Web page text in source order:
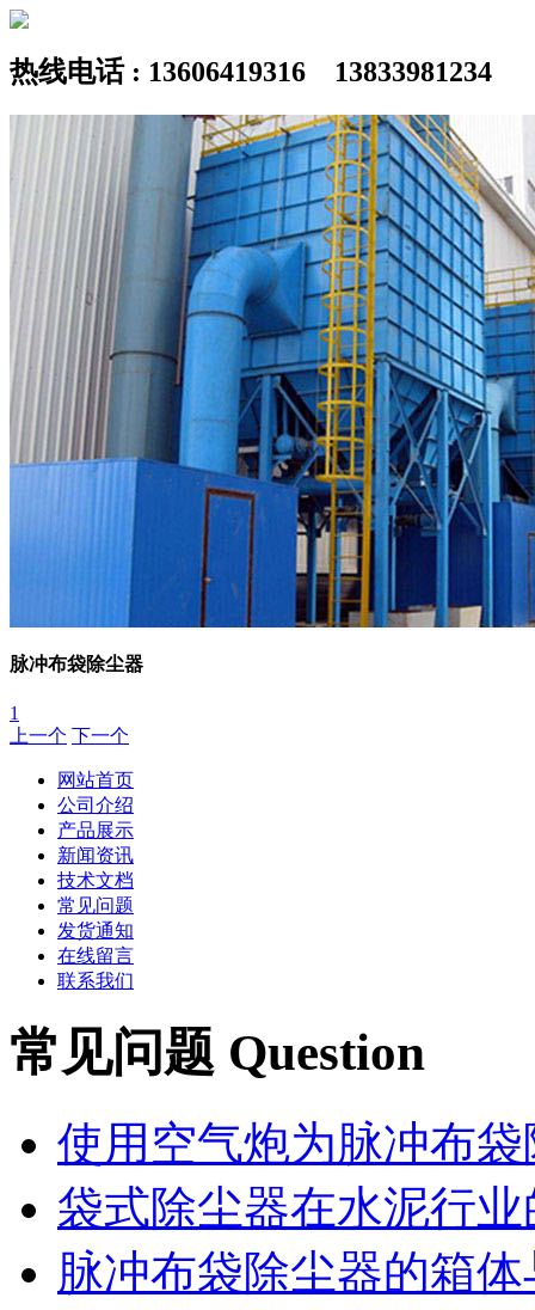
热线电话 : 13606419316 13833981234
脉冲布袋除尘器
1
上一个 下一个
网站首页
公司介绍
产品展示
新闻资讯
技术文档
常见问题
发货通知
在线留言
联系我们
常见问题 Question
使用空气炮为脉冲布
袋式除尘器在水泥行
脉冲布袋除尘器的箱